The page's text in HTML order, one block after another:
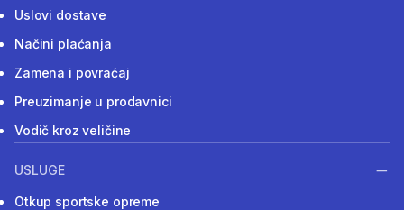
Uslovi dostave
Načini plaćanja
Zamena i povraćaj
Preuzimanje u prodavnici
Vodič kroz veličine
USLUGE
Otkup sportske opreme